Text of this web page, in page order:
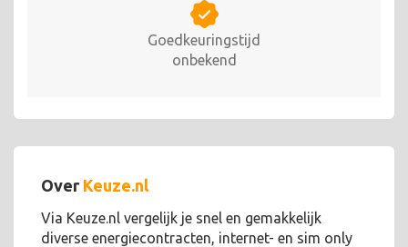
Goedkeuringstijd
onbekend
Over Keuze.nl
Via Keuze.nl vergelijk je snel en gemakkelijk
diverse energiecontracten, internet- en sim only